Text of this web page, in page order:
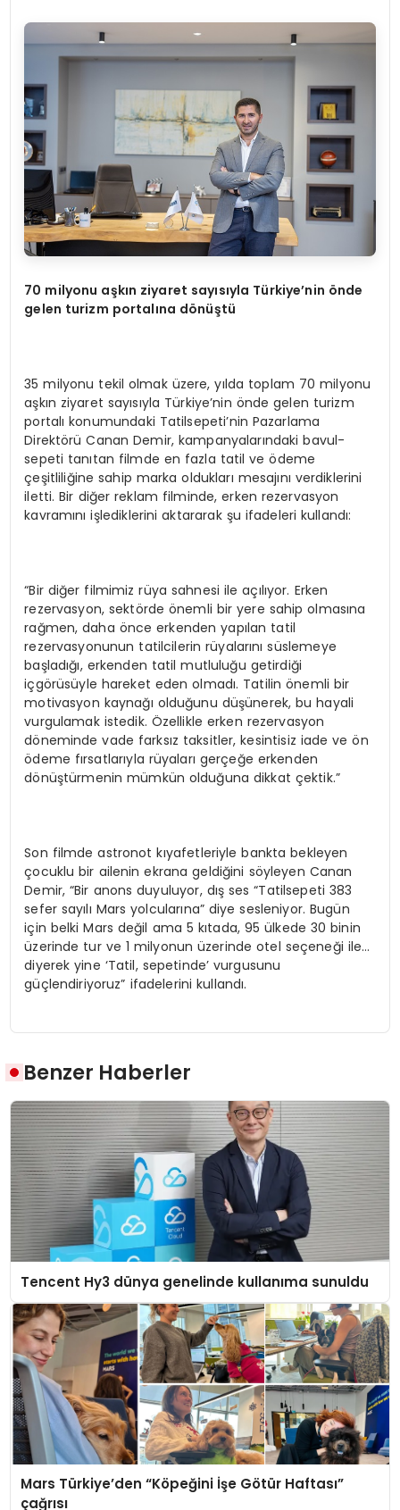
70 milyonu aşkın ziyaret sayısıyla Türkiye’nin önde
gelen turizm portalına dönüştü
35 milyonu tekil olmak üzere, yılda toplam 70 milyonu
aşkın ziyaret sayısıyla Türkiye’nin önde gelen turizm
portalı konumundaki Tatilsepeti’nin Pazarlama
Direktörü Canan Demir, kampanyalarındaki bavul-
sepeti tanıtan filmde en fazla tatil ve ödeme
çeşitliliğine sahip marka oldukları mesajını verdiklerini
iletti. Bir diğer reklam filminde, erken rezervasyon
kavramını işlediklerini aktararak şu ifadeleri kullandı:
“Bir diğer filmimiz rüya sahnesi ile açılıyor. Erken
rezervasyon, sektörde önemli bir yere sahip olmasına
rağmen, daha önce erkenden yapılan tatil
rezervasyonunun tatilcilerin rüyalarını süslemeye
başladığı, erkenden tatil mutluluğu getirdiği
içgörüsüyle hareket eden olmadı. Tatilin önemli bir
motivasyon kaynağı olduğunu düşünerek, bu hayali
vurgulamak istedik. Özellikle erken rezervasyon
döneminde vade farksız taksitler, kesintisiz iade ve ön
ödeme fırsatlarıyla rüyaları gerçeğe erkenden
dönüştürmenin mümkün olduğuna dikkat çektik.”
Son filmde astronot kıyafetleriyle bankta bekleyen
çocuklu bir ailenin ekrana geldiğini söyleyen Canan
Demir, “Bir anons duyuluyor, dış ses “Tatilsepeti 383
sefer sayılı Mars yolcularına” diye sesleniyor. Bugün
için belki Mars değil ama 5 kıtada, 95 ülkede 30 binin
üzerinde tur ve 1 milyonun üzerinde otel seçeneği ile…
diyerek yine ‘Tatil, sepetinde’ vurgusunu
güçlendiriyoruz” ifadelerini kullandı.
Benzer Haberler
Tencent Hy3 dünya genelinde kullanıma sunuldu
Mars Türkiye’den “Köpeğini İşe Götür Haftası”
çağrısı